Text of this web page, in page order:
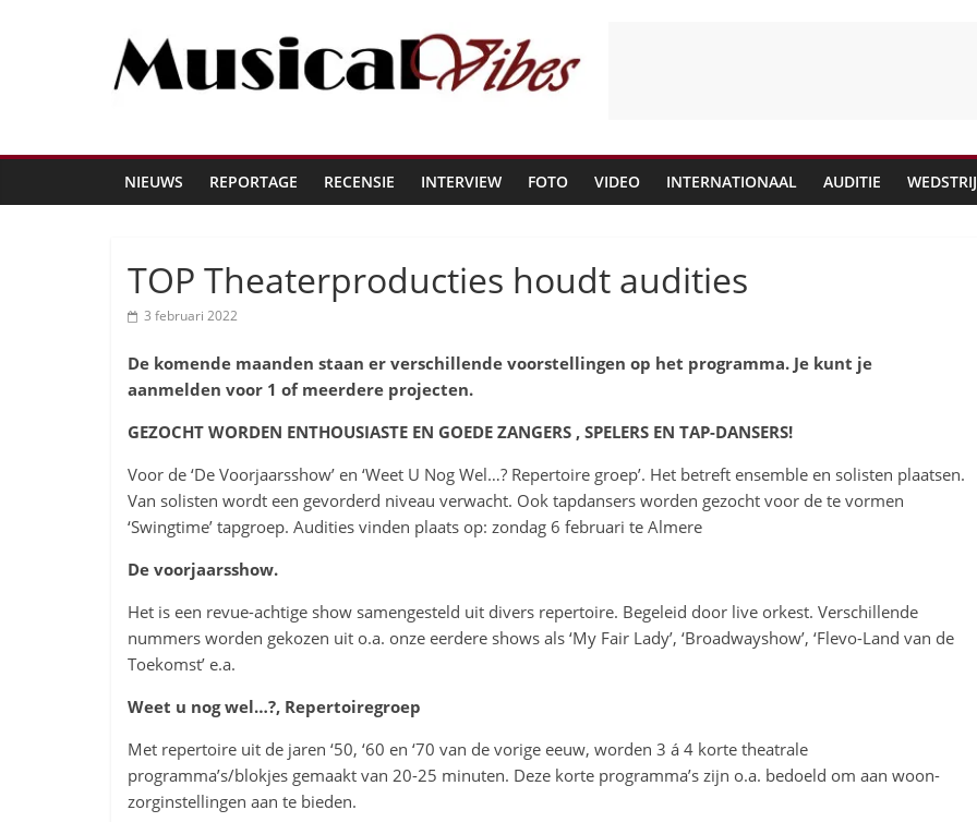
NIEUWS REPORTAGE RECENSIE INTERVIEW FOTO VIDEO INTERNATIONAAL AUDITIE
TOP Theaterproducties houdt audities
3 februari 2022
De komende maanden staan er verschillende voorstellingen op het programma. Je kunt je
aanmelden voor 1 of meerdere projecten.
GEZOCHT WORDEN ENTHOUSIASTE EN GOEDE ZANGERS , SPELERS EN TAP-DANSERS!
Voor de ‘De Voorjaarsshow’ en ‘Weet U Nog Wel…? Repertoire groep’. Het betreft ensemble en solisten plaatsen.
Van solisten wordt een gevorderd niveau verwacht. Ook tapdansers worden gezocht voor de te vormen
‘Swingtime’ tapgroep. Audities vinden plaats op: zondag 6 februari te Almere
De voorjaarsshow.
Het is een revue-achtige show samengesteld uit divers repertoire. Begeleid door live orkest. Verschillende
nummers worden gekozen uit o.a. onze eerdere shows als ‘My Fair Lady’, ‘Broadwayshow’, ‘Flevo-Land van de
Toekomst’ e.a.
Weet u nog wel…?, Repertoiregroep
Met repertoire uit de jaren ‘50, ‘60 en ‘70 van de vorige eeuw, worden 3 á 4 korte theatrale
programma’s/blokjes gemaakt van 20-25 minuten. Deze korte programma’s zijn o.a. bedoeld om aan woon-
zorginstellingen aan te bieden.